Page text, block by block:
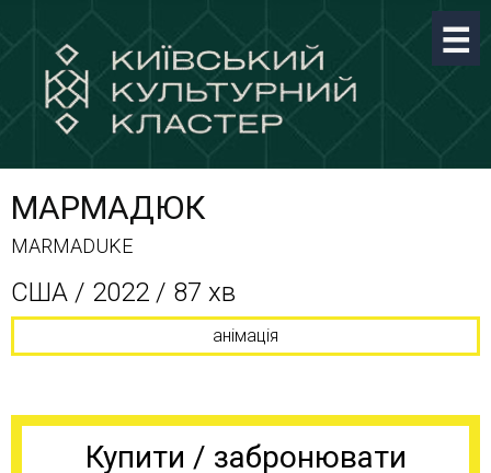
МАРМАДЮК
MARMADUKE
США / 2022 / 87 хв
анімація
Купити / забронювати